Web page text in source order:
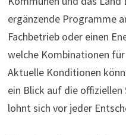
ergänzende Programme
Fachbetrieb oder einen
welche Kombinationen
Aktuelle Konditionen
ein Blick auf die offiziellen
lohnt sich vor jeder